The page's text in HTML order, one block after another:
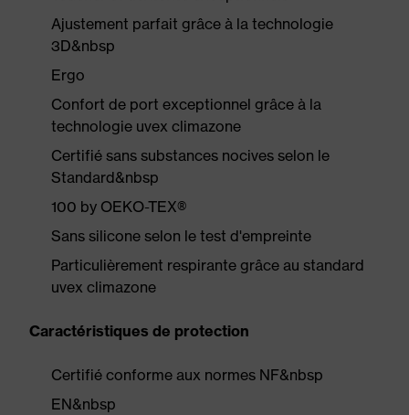
Ajustement parfait grâce à la technologie
3D&nbsp
Ergo
Confort de port exceptionnel grâce à la
technologie uvex climazone
Certifié sans substances nocives selon le
Standard&nbsp
100 by OEKO-TEX®
Sans silicone selon le test d'empreinte
Particulièrement respirante grâce au standard
uvex climazone
Caractéristiques de protection
Certifié conforme aux normes NF&nbsp
EN&nbsp